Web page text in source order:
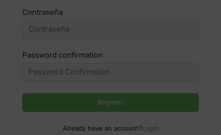
Contraseña
Password confirmation
Register
Already have an account?Login